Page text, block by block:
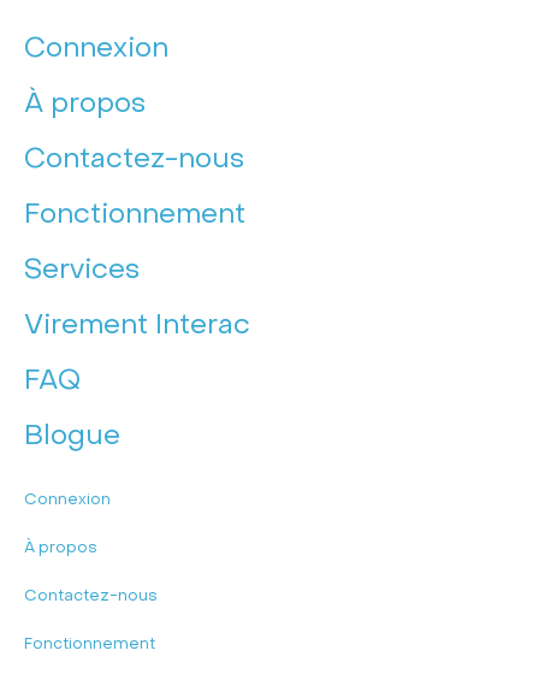
Connexion
À propos
Contactez-nous
Fonctionnement
Services
Virement Interac
FAQ
Blogue
Connexion
À propos
Contactez-nous
Fonctionnement